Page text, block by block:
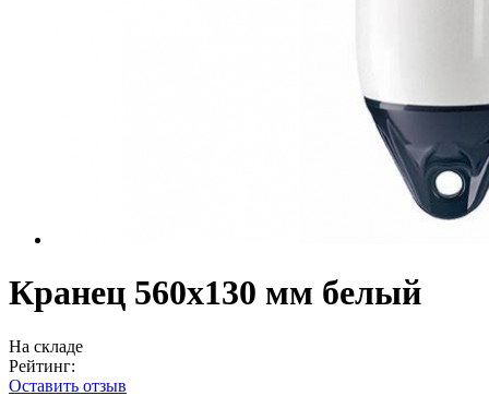
Кранец 560х130 мм белый
На складе
Рейтинг:
Оставить отзыв